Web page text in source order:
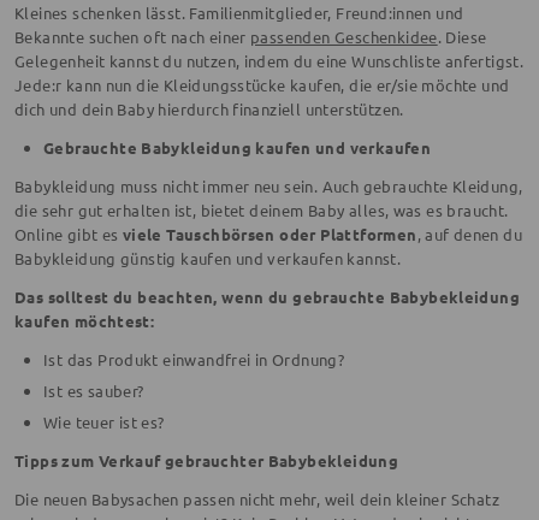
Kleines schenken lässt. Familienmitglieder, Freund:innen und
Bekannte suchen oft nach einer passenden Geschenkidee. Diese
Gelegenheit kannst du nutzen, indem du eine Wunschliste anfertigst.
Jede:r kann nun die Kleidungsstücke kaufen, die er/sie möchte und
dich und dein Baby hierdurch finanziell unterstützen.
Gebrauchte Babykleidung kaufen und verkaufen
Babykleidung muss nicht immer neu sein. Auch gebrauchte Kleidung,
die sehr gut erhalten ist, bietet deinem Baby alles, was es braucht.
Online gibt es viele Tauschbörsen oder Plattformen, auf denen du
Babykleidung günstig kaufen und verkaufen kannst.
Das solltest du beachten, wenn du gebrauchte Babybekleidung
kaufen möchtest:
Ist das Produkt einwandfrei in Ordnung?
Ist es sauber?
Wie teuer ist es?
Tipps zum Verkauf gebrauchter Babybekleidung
Die neuen Babysachen passen nicht mehr, weil dein kleiner Schatz